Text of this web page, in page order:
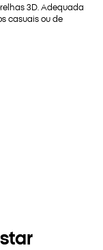
3D. Adequada
casuais ou de